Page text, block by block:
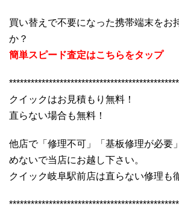
買い替えで不要になった携帯端末をお
か？
簡単スピード査定はこちらをタップ
クイックはお見積もり無料！
直らない場合も無料！
他店で「修理不可」「基板修理が必要
めないで当店にお越し下さい。
クイック岐阜駅前店は直らない修理も